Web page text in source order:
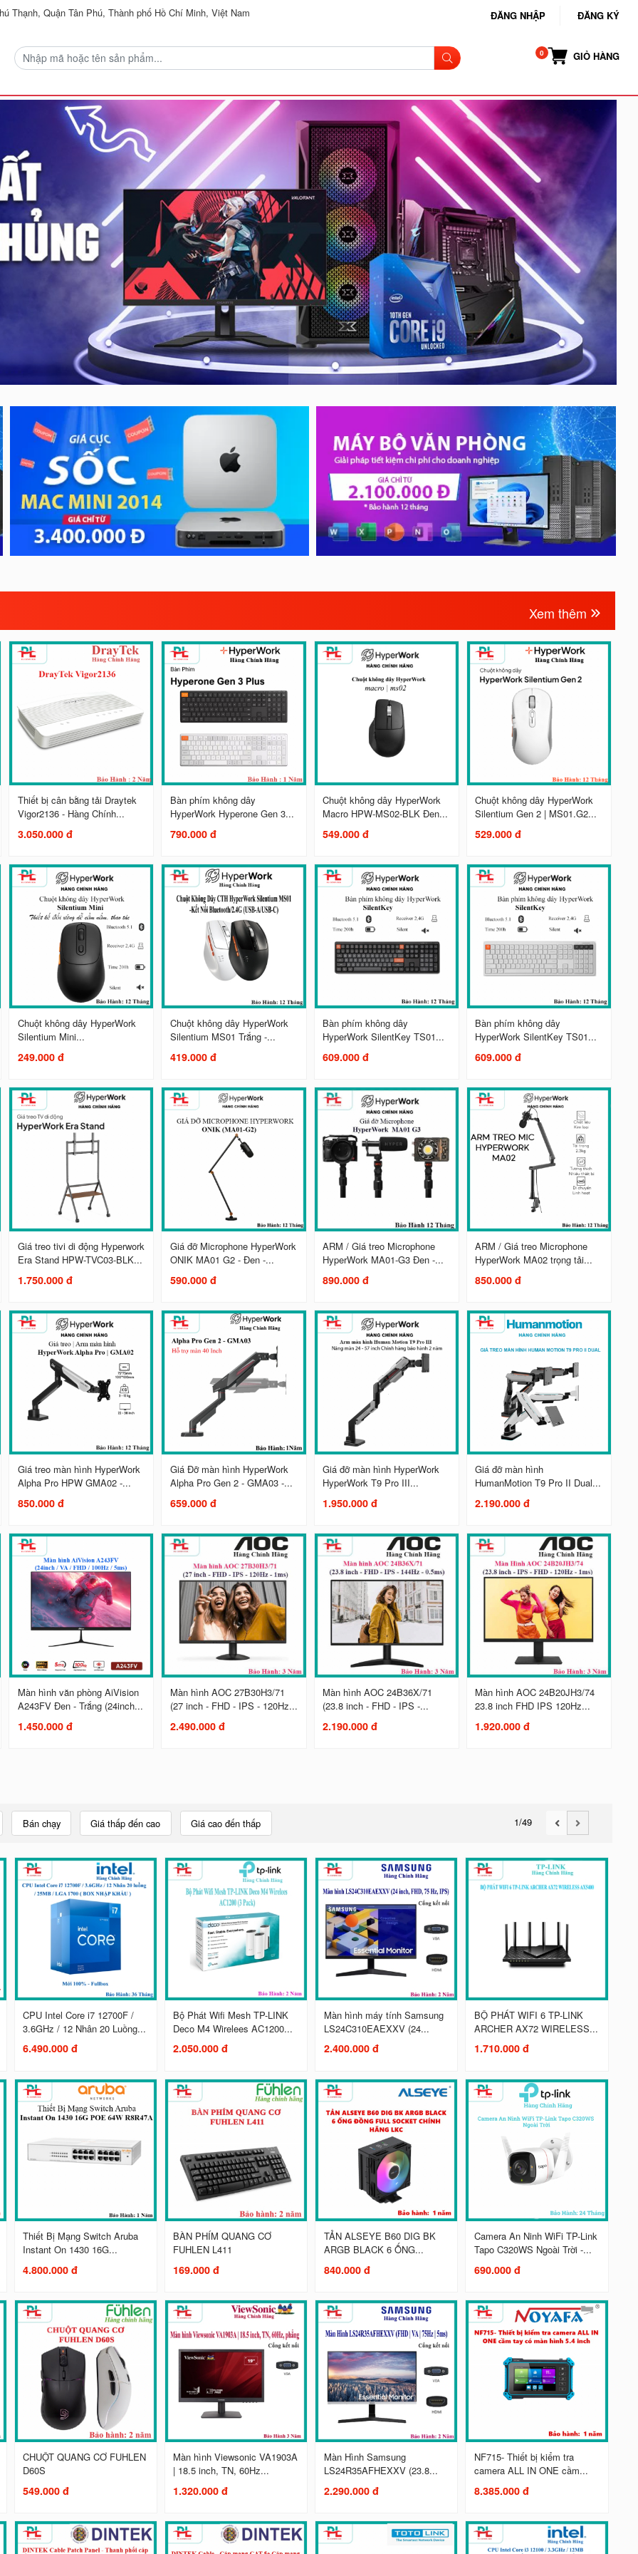
Thạnh, Quận Tân Phú, Thành phố Hồ Chí Minh, Việt Nam ĐĂNG NHẬP ĐĂNG KÝ
GIỎ HÀNG
Xem thêm
Thiết bị cân bằng tải Draytek
Vigor2136 - Hàng Chính...
3.050.000 đ
Bàn phím không dây
HyperWork Hyperone Gen 3...
790.000 đ
Chuột không dây HyperWork
Macro HPW-MS02-BLK Đen...
549.000 đ
Chuột không dây HyperWork
Silentium Gen 2 | MS01.G2...
529.000 đ
Chuột không dây HyperWork
Silentium Mini...
249.000 đ
Chuột không dây HyperWork
Silentium MS01 Trắng -...
419.000 đ
Bàn phím không dây
HyperWork SilentKey TS01...
609.000 đ
Bàn phím không dây
HyperWork SilentKey TS01...
609.000 đ
Giá treo tivi di động Hyperwork
Era Stand HPW-TVC03-BLK...
1.750.000 đ
Giá đỡ Microphone HyperWork
ONIK MA01 G2 - Đen -...
590.000 đ
ARM / Giá treo Microphone
HyperWork MA01-G3 Đen -...
890.000 đ
ARM / Giá treo Microphone
HyperWork MA02 trọng tải...
850.000 đ
Giá treo màn hình HyperWork
Alpha Pro HPW GMA02 -...
850.000 đ
Giá Đỡ màn hình HyperWork
Alpha Pro Gen 2 - GMA03 -...
659.000 đ
Giá đỡ màn hình HyperWork
HyperWork T9 Pro III...
1.950.000 đ
Giá đỡ màn hình
HumanMotion T9 Pro II Dual...
2.190.000 đ
Màn hình văn phòng AiVision
A243FV Đen - Trắng (24inch...
1.450.000 đ
Màn hình AOC 27B30H3/71
(27 inch - FHD - IPS - 120Hz...
2.490.000 đ
Màn hình AOC 24B36X/71
(23.8 inch - FHD - IPS -...
2.190.000 đ
Màn hình AOC 24B20JH3/74
23.8 inch FHD IPS 120Hz...
1.920.000 đ
Bán chạy Giá thấp đến cao Giá cao đến thấp 1/49
CPU Intel Core i7 12700F /
3.6GHz / 12 Nhân 20 Luồng...
6.490.000 đ
Bộ Phát Wifi Mesh TP-LINK
Deco M4 Wirelees AC1200...
2.050.000 đ
Màn hình máy tính Samsung
LS24C310EAEXXV (24...
2.400.000 đ
BỘ PHÁT WIFI 6 TP-LINK
ARCHER AX72 WIRELESS...
1.710.000 đ
Thiết Bị Mạng Switch Aruba
Instant On 1430 16G...
4.800.000 đ
BÀN PHÍM QUANG CƠ
FUHLEN L411
169.000 đ
TẢN ALSEYE B60 DIG BK
ARGB BLACK 6 ỐNG...
840.000 đ
Camera An Ninh WiFi TP-Link
Tapo C320WS Ngoài Trời -...
690.000 đ
CHUỘT QUANG CƠ FUHLEN
D60S
549.000 đ
Màn hình Viewsonic VA1903A
| 18.5 inch, TN, 60Hz...
1.320.000 đ
Màn Hình Samsung
LS24R35AFHEXXV (23.8...
2.290.000 đ
NF715- Thiết bị kiểm tra
camera ALL IN ONE cầm...
8.385.000 đ